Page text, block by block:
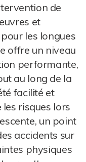
de
et
les longues
offre un niveau
performante,
au long de la
facilité et
risques lors
un point
accidents sur
physiques